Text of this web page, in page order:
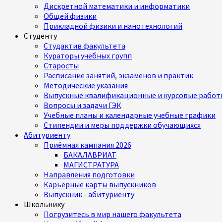
Дискретной математики и информатики
Общей физики
Прикладной физики и нанотехнологий
Студенту
Студактив факультета
Кураторы учебных групп
Старосты
Расписание занятий, экзаменов и практик
Методические указания
Выпускные квалификационные и курсовые
Вопросы и задачи ГЭК
Учебные планы и календарные учебные графики
Стипендии и меры поддержки обучающихся
Абитуриенту
Приёмная кампания 2026
БАКАЛАВРИАТ
МАГИСТРАТУРА
Направления подготовки
Карьерные карты выпускников
Выпускник - абитуриенту
Школьнику
Погрузитесь в мир нашего факультета